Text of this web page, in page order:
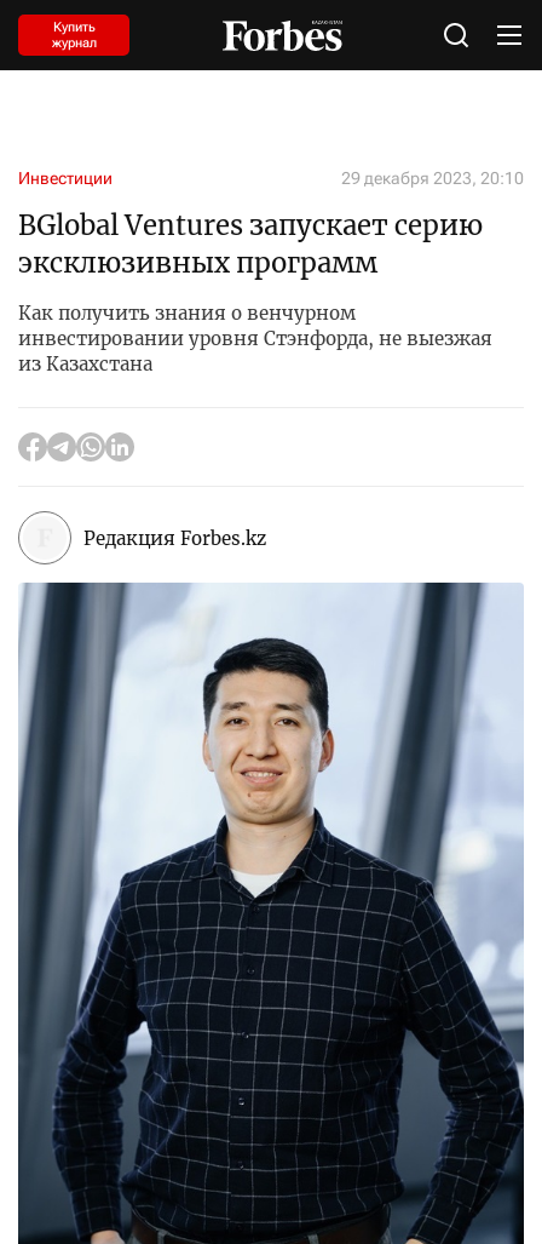
Купить
журнал
Инвестиции 29 декабря 2023, 20:10
BGlobal Ventures запускает серию
эксклюзивных программ
Как получить знания о венчурном
инвестировании уровня Стэнфорда, не выезжая
из Казахстана
Редакция Forbes.kz